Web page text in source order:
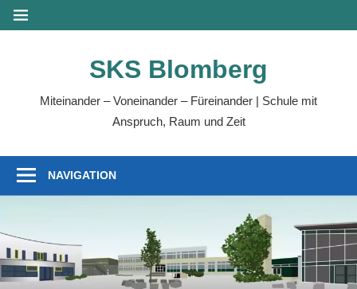
SKS Blomberg
Miteinander – Voneinander – Füreinander | Schule mit
Anspruch, Raum und Zeit
NAVIGATION